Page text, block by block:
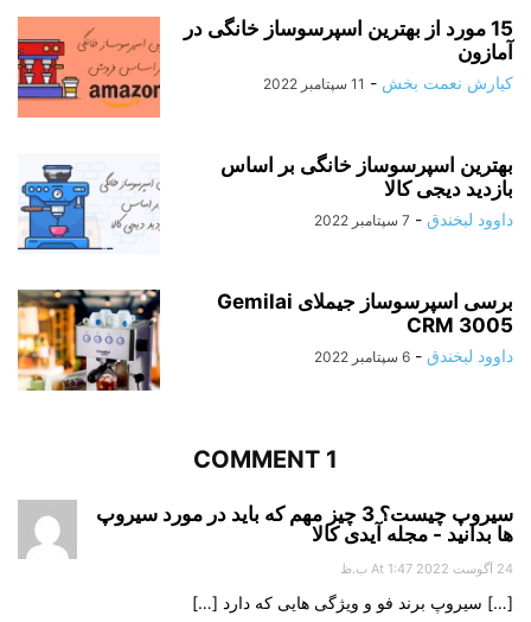
15 مورد از بهترین اسپرسوساز خانگی در
آمازون
کیارش نعمت بخش - 11 سپتامبر 2022
بهترین اسپرسوساز خانگی بر اساس
بازدید دیجی کالا
داوود لبخندق - 7 سپتامبر 2022
برسی اسپرسوساز جیملای Gemilai
CRM 3005
داوود لبخندق - 6 سپتامبر 2022
1 COMMENT
سیروپ چیست؟ 3 چیز مهم که باید در مورد سیروپ
ها بدانید - مجله آیدی کالا
24 آگوست 2022 At 1:47 ب.ظ
[…] سیروپ برند فو و ویژگی هایی که دارد […]